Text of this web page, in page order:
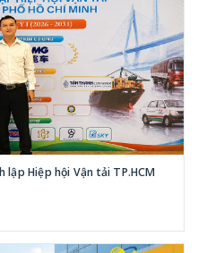
Hiệp hội Vận tải TP.HCM